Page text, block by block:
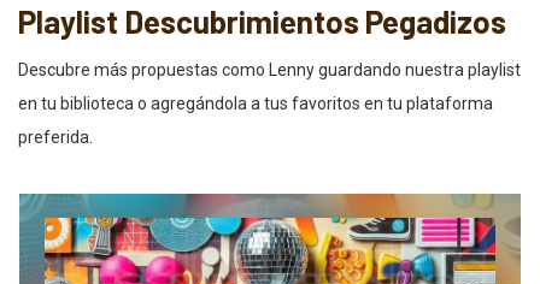
Playlist Descubrimientos Pegadizos
Descubre más propuestas como Lenny guardando nuestra playlist
en tu biblioteca o agregándola a tus favoritos en tu plataforma
preferida.